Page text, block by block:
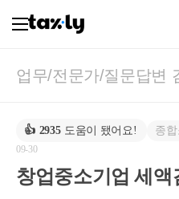
👍 2935 도움이 됐어요! 종
09-30
창업중소기업 세액